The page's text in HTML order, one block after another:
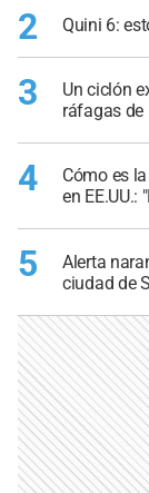
2 Quini 6:
3
Un ciclón
ráfagas
4
Cómo es
en EE.UU.:
5
Alerta
ciudad de